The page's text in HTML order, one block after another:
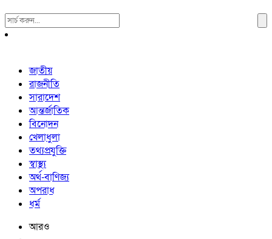
Search
For:
জাতীয়
রাজনীতি
সারাদেশ
আন্তর্জাতিক
বিনোদন
খেলাধুলা
তথ্যপ্রযুক্তি
স্বাস্থ্য
অর্থ-বাণিজ্য
অপরাধ
ধর্ম
আরও